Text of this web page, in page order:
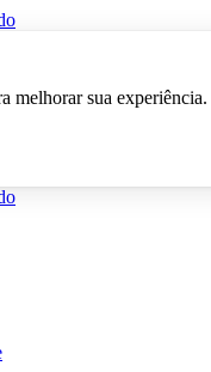
melhorar sua experiência.